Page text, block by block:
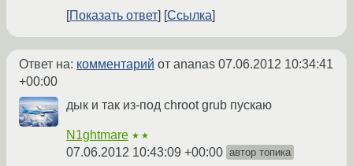
Показать ответ
Ссылка
Ответ на: комментарий от ananas 07.06.2012 10:34:41
+00:00
дык и так из-под chroot grub пускаю
N1ghtmare ★★
07.06.2012 10:43:09 +00:00 автор топика